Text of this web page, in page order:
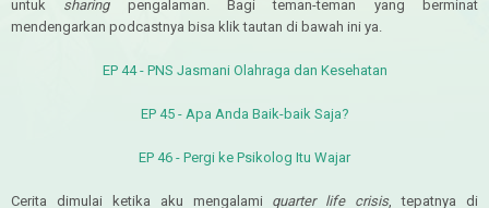
untuk sharingpengalaman. Bagi teman-teman yang berminat
mendengarkan podcastnya bisa klik tautan di bawah ini ya.
EP 44 - PNS Jasmani Olahraga dan Kesehatan
EP 45 - Apa Anda Baik-baik Saja?
EP 46 - Pergi ke Psikolog Itu Wajar
Cerita dimulai ketika aku mengalami quarter life crisis, tepatnya di